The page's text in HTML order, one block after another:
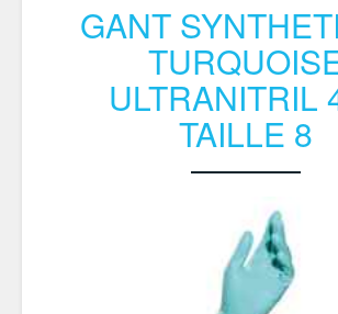
GANT
ULTRANITRIL
TAILLE 8